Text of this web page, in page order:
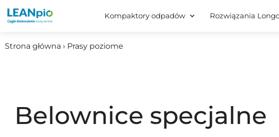
Kompaktory odpadów Rozwiązania
Strona główna › Prasy poziome
Belownice specjalne